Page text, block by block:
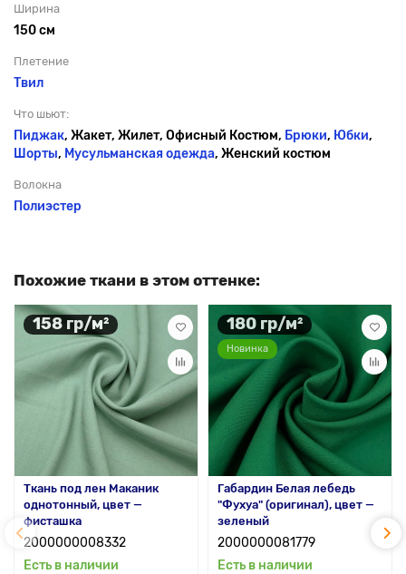
Ширина
150 см
Плетение
Твил
Что шьют:
Пиджак, Жакет, Жилет, Офисный Костюм, Брюки, Юбки,
Шорты, Мусульманская одежда, Женский костюм
Волокна
Полиэстер
Похожие ткани в этом оттенке:
158 гр/м²
Ткань под лен Маканик
однотонный, цвет —
фисташка
2000000008332
Есть в наличии
180 гр/м²
Новинка
Габардин Белая лебедь
"Фухуа" (оригинал), цвет —
зеленый
2000000081779
Есть в наличии